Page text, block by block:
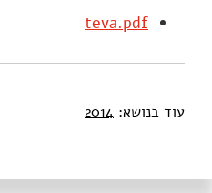
teva.pdf
עוד בנושא: 2014